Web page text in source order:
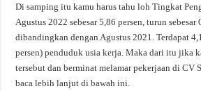
Di samping itu kamu harus tahu loh Tingkat
Agustus 2022 sebesar 5,86 persen, turun sebesar
dibandingkan dengan Agustus 2021. Terdapat
persen) penduduk usia kerja. Maka dari itu jika
tersebut dan berminat melamar pekerjaan di CV
baca lebih lanjut di bawah ini.